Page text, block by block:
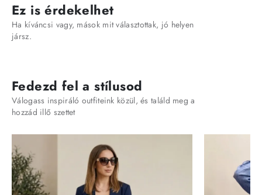
Ez is érdekelhet
Ha kíváncsi vagy, mások mit választottak, jó helyen
jársz.
Fedezd fel a stílusod
Válogass inspiráló outfiteink közül, és találd meg a
hozzád illő szettet